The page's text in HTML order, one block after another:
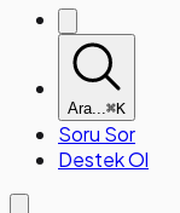
Ara...⌘K
Soru Sor
Destek Ol